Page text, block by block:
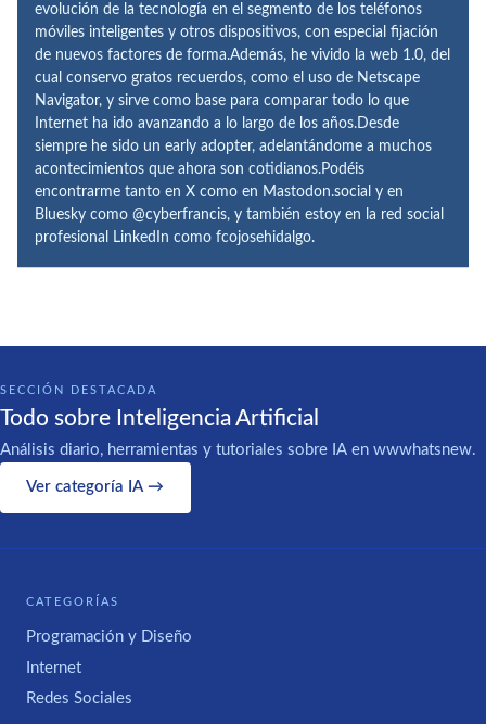
evolución de la tecnología en el segmento de los teléfonos
móviles inteligentes y otros dispositivos, con especial fijación
de nuevos factores de forma.Además, he vivido la web 1.0, del
cual conservo gratos recuerdos, como el uso de Netscape
Navigator, y sirve como base para comparar todo lo que
Internet ha ido avanzando a lo largo de los años.Desde
siempre he sido un early adopter, adelantándome a muchos
acontecimientos que ahora son cotidianos.Podéis
encontrarme tanto en X como en Mastodon.social y en
Bluesky como @cyberfrancis, y también estoy en la red social
profesional LinkedIn como fcojosehidalgo.
SECCIÓN DESTACADA
Todo sobre Inteligencia Artificial
Análisis diario, herramientas y tutoriales sobre IA en wwwhatsnew.
Ver categoría IA →
CATEGORÍAS
Programación y Diseño
Internet
Redes Sociales